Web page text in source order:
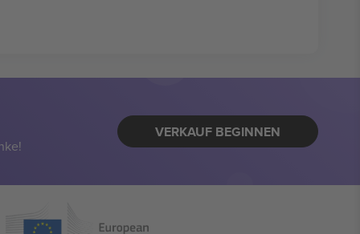
VERKAUF BEGINNEN